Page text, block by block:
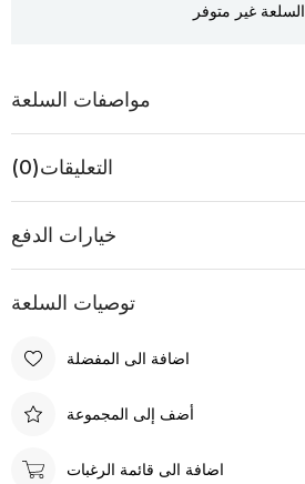
السلعة غير متوفر
مواصفات السلعة
التعليقات(0)
خيارات الدفع
توصيات السلعة
اضافة الى المفضلة
أضف إلى المجموعة
اضافة الى قائمة الرغبات